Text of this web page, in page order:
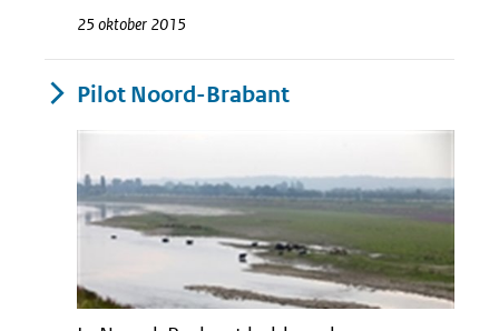
25 oktober 2015
Pilot Noord-Brabant